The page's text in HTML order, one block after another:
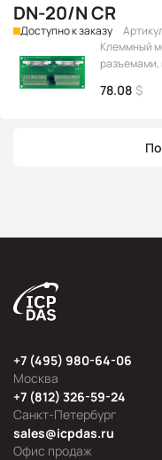
DN-20/N CR
Доступно к заказу
Клеммный
разъемами,
78.08 $
Москва
+7 (495) 980-64-06
Офис продаж
sales@icpdas.ru
Санкт-Петербург
+7 (812) 326-59-24